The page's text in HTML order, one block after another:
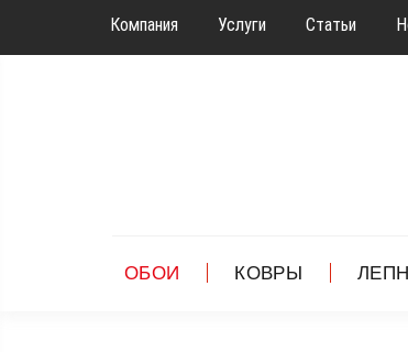
Компания Услуги Статьи
ОБОИ КОВРЫ